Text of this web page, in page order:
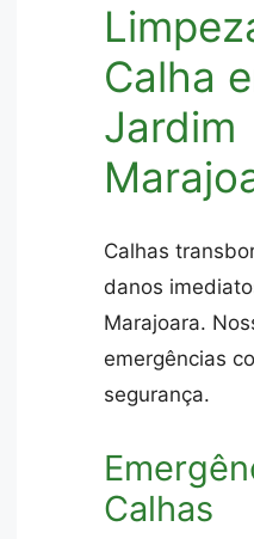
Calha
Jardim
Calhas
danos
Marajoara.
emergências
segurança.
Calhas